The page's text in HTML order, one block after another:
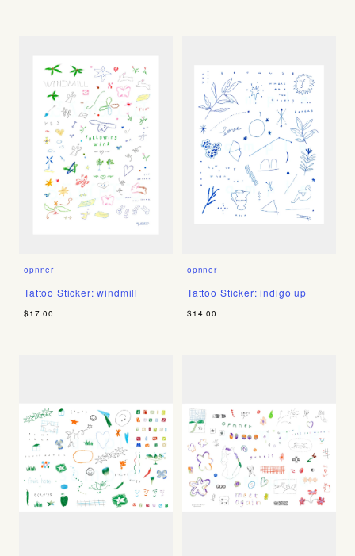
opnner
Tattoo Sticker: windmill
$17.00
opnner
Tattoo Sticker: indigo up
$14.00